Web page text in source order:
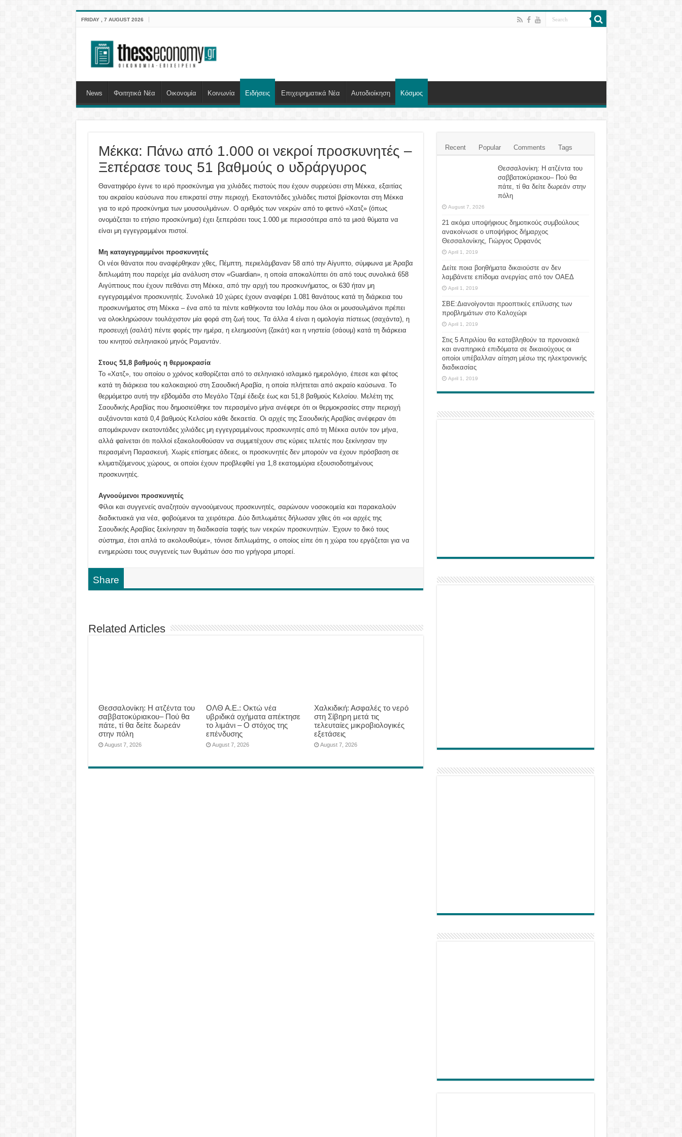
FRIDAY , 7 AUGUST 2026
News Φοιτητικά Νέα Οικονομία Κοινωνία Ειδήσεις Επιχειρηματικά Νέα Αυτοδιοίκηση Κόσμος
Μέκκα: Πάνω από 1.000 οι νεκροί προσκυνητές –
Ξεπέρασε τους 51 βαθμούς ο υδράργυρος
Θανατηφόρο έγινε το ιερό προσκύνημα για χιλιάδες πιστούς που έχουν συρρεύσει στη Μέκκα, εξαιτίας
του ακραίου καύσωνα που επικρατεί στην περιοχή. Εκατοντάδες χιλιάδες πιστοί βρίσκονται στη Μέκκα
για το ιερό προσκύνημα των μουσουλμάνων. Ο αριθμός των νεκρών από το φετινό «Χατζ» (όπως
ονομάζεται το ετήσιο προσκύνημα) έχει ξεπεράσει τους 1.000 με περισσότερα από τα μισά θύματα να
είναι μη εγγεγραμμένοι πιστοί.
Μη καταγεγραμμένοι προσκυνητές
Οι νέοι θάνατοι που αναφέρθηκαν χθες, Πέμπτη, περιελάμβαναν 58 από την Αίγυπτο, σύμφωνα με Άραβα
διπλωμάτη που παρείχε μία ανάλυση στον «Guardian», η οποία αποκαλύπτει ότι από τους συνολικά 658
Αιγύπτιους που έχουν πεθάνει στη Μέκκα, από την αρχή του προσκυνήματος, οι 630 ήταν μη
εγγεγραμμένοι προσκυνητές. Συνολικά 10 χώρες έχουν αναφέρει 1.081 θανάτους κατά τη διάρκεια του
προσκυνήματος στη Μέκκα – ένα από τα πέντε καθήκοντα του Ισλάμ που όλοι οι μουσουλμάνοι πρέπει
να ολοκληρώσουν τουλάχιστον μία φορά στη ζωή τους. Τα άλλα 4 είναι η ομολογία πίστεως (σαχάντα), η
προσευχή (σαλάτ) πέντε φορές την ημέρα, η ελεημοσύνη (ζακάτ) και η νηστεία (σάουμ) κατά τη διάρκεια
του κινητού σεληνιακού μηνός Ραμαντάν.
Στους 51,8 βαθμούς η θερμοκρασία
Το «Χατζ», του οποίου ο χρόνος καθορίζεται από το σεληνιακό ισλαμικό ημερολόγιο, έπεσε και φέτος
κατά τη διάρκεια του καλοκαιριού στη Σαουδική Αραβία, η οποία πλήττεται από ακραίο καύσωνα. Το
θερμόμετρο αυτή την εβδομάδα στο Μεγάλο Τζαμί έδειξε έως και 51,8 βαθμούς Κελσίου. Μελέτη της
Σαουδικής Αραβίας που δημοσιεύθηκε τον περασμένο μήνα ανέφερε ότι οι θερμοκρασίες στην περιοχή
αυξάνονται κατά 0,4 βαθμούς Κελσίου κάθε δεκαετία. Οι αρχές της Σαουδικής Αραβίας ανέφεραν ότι
απομάκρυναν εκατοντάδες χιλιάδες μη εγγεγραμμένους προσκυνητές από τη Μέκκα αυτόν τον μήνα,
αλλά φαίνεται ότι πολλοί εξακολουθούσαν να συμμετέχουν στις κύριες τελετές που ξεκίνησαν την
περασμένη Παρασκευή. Χωρίς επίσημες άδειες, οι προσκυνητές δεν μπορούν να έχουν πρόσβαση σε
κλιματιζόμενους χώρους, οι οποίοι έχουν προβλεφθεί για 1,8 εκατομμύρια εξουσιοδοτημένους
προσκυνητές.
Αγνοούμενοι προσκυνητές
Φίλοι και συγγενείς αναζητούν αγνοούμενους προσκυνητές, σαρώνουν νοσοκομεία και παρακαλούν
διαδικτυακά για νέα, φοβούμενοι τα χειρότερα. Δύο διπλωμάτες δήλωσαν χθες ότι «οι αρχές της
Σαουδικής Αραβίας ξεκίνησαν τη διαδικασία ταφής των νεκρών προσκυνητών. Έχουν το δικό τους
σύστημα, έτσι απλά το ακολουθούμε», τόνισε διπλωμάτης, ο οποίος είπε ότι η χώρα του εργάζεται για να
ενημερώσει τους συγγενείς των θυμάτων όσο πιο γρήγορα μπορεί.
Share
Related Articles
Θεσσαλονίκη: Η ατζέντα του
σαββατοκύριακου– Πού θα
πάτε, τί θα δείτε δωρεάν
στην πόλη
August 7, 2026
ΟΛΘ Α.Ε.: Οκτώ νέα
υβριδικά οχήματα απέκτησε
το λιμάνι – Ο στόχος της
επένδυσης
August 7, 2026
Χαλκιδική: Ασφαλές το νερό
στη Σίβηρη μετά τις
τελευταίες μικροβιολογικές
εξετάσεις
August 7, 2026
Recent Popular Comments Tags
Θεσσαλονίκη: Η ατζέντα του
σαββατοκύριακου– Πού θα
πάτε, τί θα δείτε δωρεάν στην
πόλη
August 7, 2026
21 ακόμα υποψήφιους δημοτικούς συμβούλους
ανακοίνωσε ο υποψήφιος δήμαρχος
Θεσσαλονίκης, Γιώργος Ορφανός
April 1, 2019
Δείτε ποια βοηθήματα δικαιούστε αν δεν
λαμβάνετε επίδομα ανεργίας από τον ΟΑΕΔ
April 1, 2019
ΣΒΕ:Διανοίγονται προοπτικές επίλυσης των
προβλημάτων στο Καλοχώρι
April 1, 2019
Στις 5 Απριλίου θα καταβληθούν τα προνοιακά
και αναπηρικά επιδόματα σε δικαιούχους οι
οποίοι υπέβαλλαν αίτηση μέσω της ηλεκτρονικής
διαδικασίας
April 1, 2019